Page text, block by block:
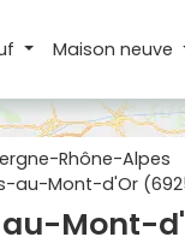
Maison neuve
Rhône-Alpes
au-Mont-d'Or
Mont-